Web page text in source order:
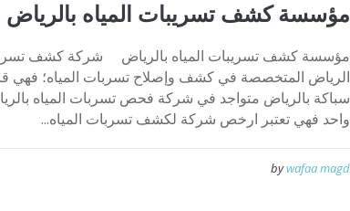
مؤسسة كشف تسريبات المياه بالرياض
مؤسسة كشف تسريبات المياه بالرياض شركة كشف
الرياض المتخصصة في كشف وإصلاح تسربات المياه؛ فهي
سباكة بالرياض متواجد في شركة فحص تسربات المياه
واحد فهي تعتبر ارخص شركة لكشف تسربات المياه...
bywafaa magd